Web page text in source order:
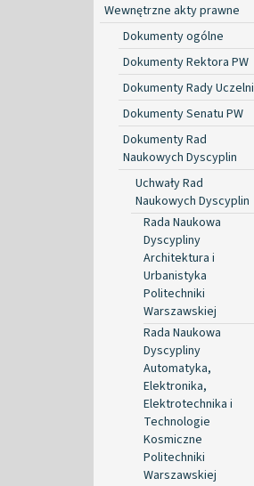
Wewnętrzne akty prawne
Dokumenty ogólne
Dokumenty Rektora PW
Dokumenty Rady Uczelni
Dokumenty Senatu PW
Dokumenty Rad
Naukowych Dyscyplin
Uchwały Rad
Naukowych Dyscyplin
Rada Naukowa
Dyscypliny
Architektura i
Urbanistyka
Politechniki
Warszawskiej
Rada Naukowa
Dyscypliny
Automatyka,
Elektronika,
Elektrotechnika i
Technologie
Kosmiczne
Politechniki
Warszawskiej